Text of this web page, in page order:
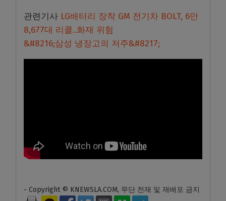
관련기사 LG배터리 장착 GM 전기차 BOLT, 6만
8,677대 리콜..화재 위험
&#8216;삼성 냉장고의 저주&#8217;
- Copyright © KNEWSLA.COM, 무단 전재 및 재배포 금지